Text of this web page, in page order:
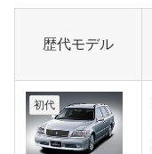
歴代モデル
初代